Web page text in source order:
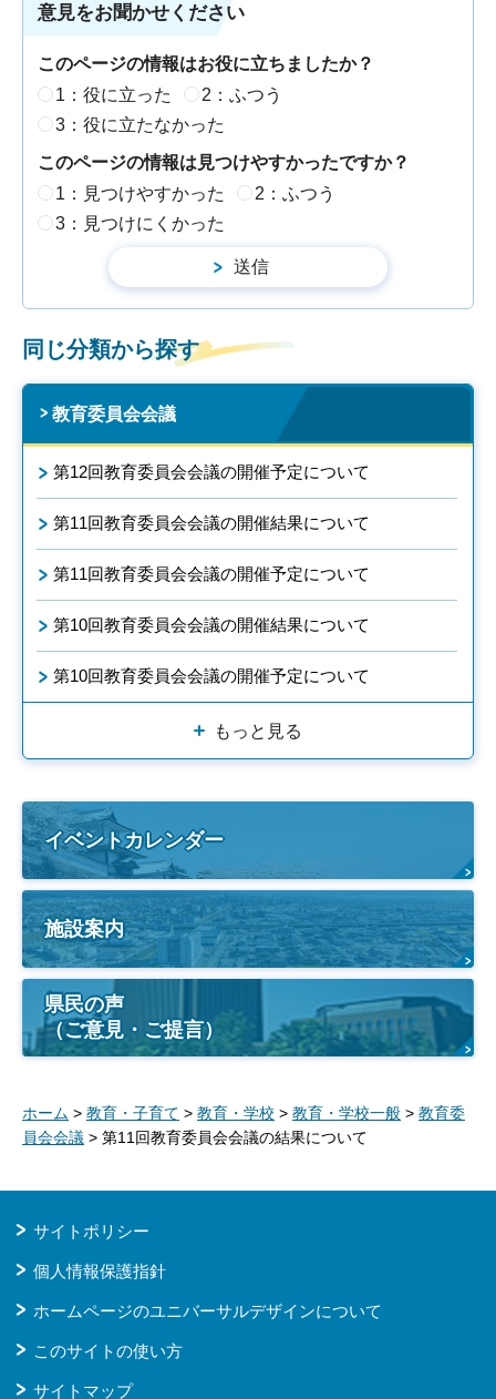
意見をお聞かせください
このページの情報はお役に立ちましたか？
1：役に立った
2：ふつう
3：役に立たなかった
このページの情報は見つけやすかったですか？
1：見つけやすかった
2：ふつう
3：見つけにくかった
同じ分類から探す
教育委員会会議
第12回教育委員会会議の開催予定について
第11回教育委員会会議の開催結果について
第11回教育委員会会議の開催予定について
第10回教育委員会会議の開催結果について
第10回教育委員会会議の開催予定について
もっと見る
イベントカレンダー
施設案内
県民の声
（ご意見・ご提言）
ホーム > 教育・子育て > 教育・学校 > 教育・学校一般 > 教育委
員会会議 > 第11回教育委員会会議の結果について
サイトポリシー
個人情報保護指針
ホームページのユニバーサルデザインについて
このサイトの使い方
サイトマップ